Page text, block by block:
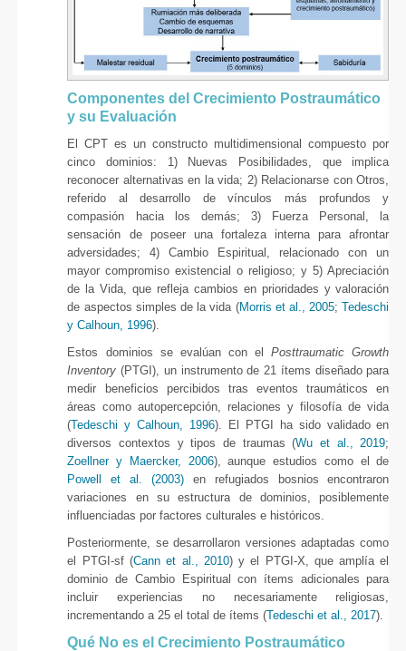
Componentes del Crecimiento Postraumático
y su Evaluación
El CPT es un constructo multidimensional compuesto por
cinco dominios: 1) Nuevas Posibilidades, que implica
reconocer alternativas en la vida; 2) Relacionarse con Otros,
referido al desarrollo de vínculos más profundos y
compasión hacia los demás; 3) Fuerza Personal, la
sensación de poseer una fortaleza interna para afrontar
adversidades; 4) Cambio Espiritual, relacionado con un
mayor compromiso existencial o religioso; y 5) Apreciación
de la Vida, que refleja cambios en prioridades y valoración
de aspectos simples de la vida (Morris et al., 2005;Tedeschi
y Calhoun, 1996).
Estos dominios se evalúan con elPosttraumatic Growth
Inventory (PTGI), un instrumento de 21 ítems diseñado para
medir beneficios percibidos tras eventos traumáticos en
áreas como autopercepción, relaciones y filosofía de vida
(Tedeschi y Calhoun, 1996). El PTGI ha sido validado en
diversos contextos y tipos de traumas (Wu et al., 2019;
Zoellner y Maercker, 2006), aunque estudios como el de
Powell et al. (2003) en refugiados bosnios encontraron
variaciones en su estructura de dominios, posiblemente
influenciadas por factores culturales e históricos.
Posteriormente, se desarrollaron versiones adaptadas como
el PTGI-sf (Cann et al., 2010) y el PTGI-X, que amplía el
dominio de Cambio Espiritual con ítems adicionales para
incluir experiencias no necesariamente religiosas,
incrementando a 25 el total de ítems (Tedeschi et al., 2017).
Qué No es el Crecimiento Postraumático